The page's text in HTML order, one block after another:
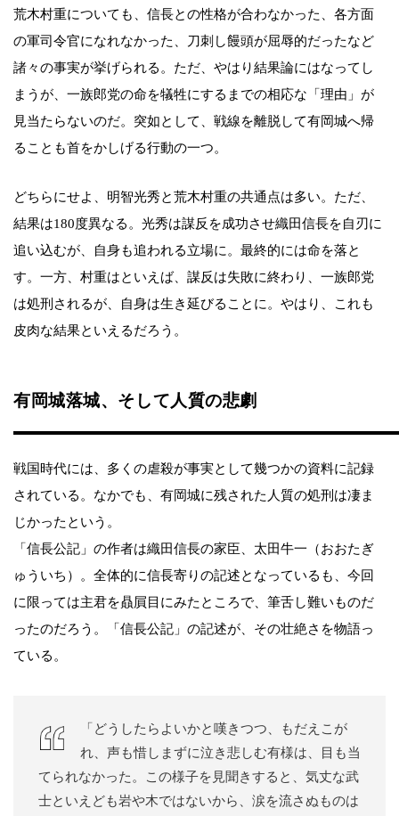
荒木村重についても、信長との性格が合わなかった、各方面
の軍司令官になれなかった、刀刺し饅頭が屈辱的だったなど
諸々の事実が挙げられる。ただ、やはり結果論にはなってし
まうが、一族郎党の命を犠牲にするまでの相応な「理由」が
見当たらないのだ。突如として、戦線を離脱して有岡城へ帰
ることも首をかしげる行動の一つ。
どちらにせよ、明智光秀と荒木村重の共通点は多い。ただ、
結果は180度異なる。光秀は謀反を成功させ織田信長を自刃に
追い込むが、自身も追われる立場に。最終的には命を落と
す。一方、村重はといえば、謀反は失敗に終わり、一族郎党
は処刑されるが、自身は生き延びることに。やはり、これも
皮肉な結果といえるだろう。
有岡城落城、そして人質の悲劇
戦国時代には、多くの虐殺が事実として幾つかの資料に記録
されている。なかでも、有岡城に残された人質の処刑は凄ま
じかったという。
「信長公記」の作者は織田信長の家臣、太田牛一（おおたぎ
ゅういち）。全体的に信長寄りの記述となっているも、今回
に限っては主君を贔屓目にみたところで、筆舌し難いものだ
ったのだろう。「信長公記」の記述が、その壮絶さを物語っ
ている。
「どうしたらよいかと嘆きつつ、もだえこが
れ、声も惜しまずに泣き悲しむ有様は、目も当
てられなかった。この様子を見聞きすると、気丈な武
士といえども岩や木ではないから、涙を流さぬものは